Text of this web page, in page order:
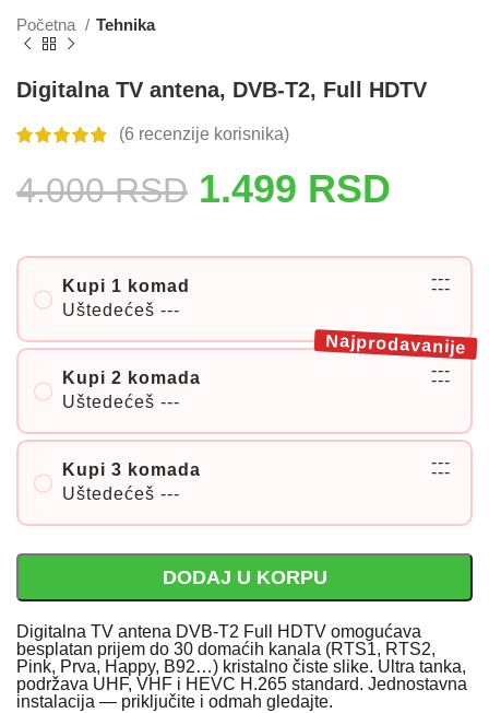
Početna Tehnika
Digitalna TV antena, DVB-T2, Full HDTV
(6 recenzije korisnika)
4.000RSD 1.499 RSD
Kupi 1 komad
Uštedećeš ---
---
---
Kupi 2 komada
Uštedećeš ---
---
---
Najprodavanije
Kupi 3 komada
Uštedećeš ---
---
---
DODAJ U KORPU
Digitalna TV antena DVB-T2 Full HDTV omogućava
besplatan prijem do 30 domaćih kanala (RTS1, RTS2,
Pink, Prva, Happy, B92…) kristalno čiste slike. Ultra tanka,
podržava UHF, VHF i HEVC H.265 standard. Jednostavna
instalacija — priključite i odmah gledajte.